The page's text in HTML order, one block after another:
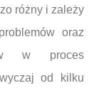
różny i zależy
oraz
w proces
od kilku